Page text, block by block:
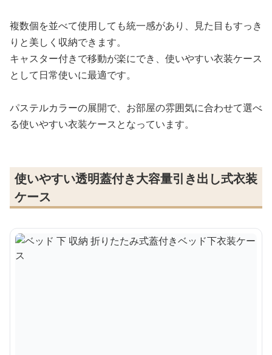
複数個を並べて使用しても統一感があり、見た目もすっき
りと美しく収納できます。
キャスター付きで移動が楽にでき、使いやすい衣装ケース
として日常使いに最適です。
パステルカラーの展開で、お部屋の雰囲気に合わせて選べ
る使いやすい衣装ケースとなっています。
使いやすい透明蓋付き大容量引き出し式衣装
ケース